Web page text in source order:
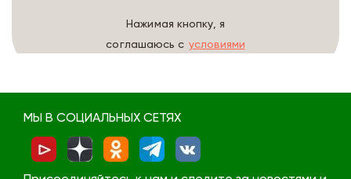
Нажимая кнопку, я
соглашаюсь с условиями
МЫ В СОЦИАЛЬНЫХ СЕТЯХ